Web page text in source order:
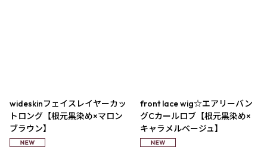
wideskinフェイスレイヤーカッ
トロング【根元黒染め×マロン
ブラウン】
front lace wig☆エアリーバン
グCカールロブ【根元黒染め×
キャラメルベージュ】